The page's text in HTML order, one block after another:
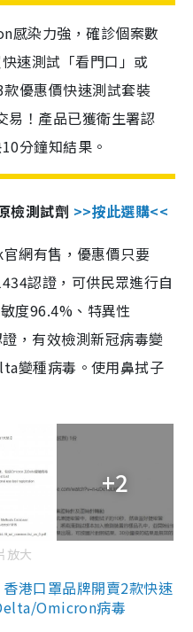
感染力強，確診個案數
速測試「看門口」或
優惠價快速測試套裝
易！產品已獲衛生署認
分鐘知結果。
檢測試劑 >>按此選購<<
網有售，優惠價只要
認證，可供民眾進行自
度96.4%、特異性
，有效檢測新冠病毒變
變種病毒。使用鼻拭子
+2
放大
港口罩品牌開賣2款快速
Omicron病毒